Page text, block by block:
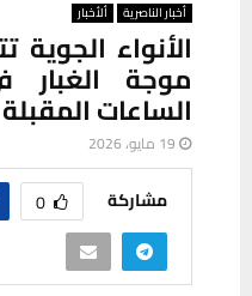
أخبار الناصرية ألأخبار
الأنواء
موجة
الساعات المقبلة
19 مايو، 2026
مشاركة 0